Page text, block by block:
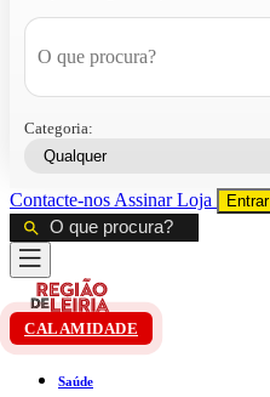
Categoria:
Contacte-nos AssinarLoja Entrar
CALAMIDADE
Saúde